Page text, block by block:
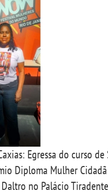
Egressa do curso
Diploma Mulher
no Palácio